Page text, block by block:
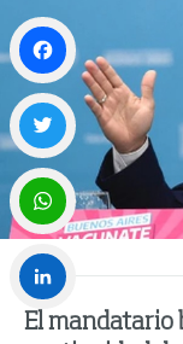
El mandatario
Facebook
Twitter
WhatsApp
LinkedIn